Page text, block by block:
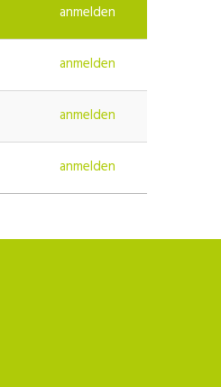
anmelden
anmelden
anmelden
anmelden